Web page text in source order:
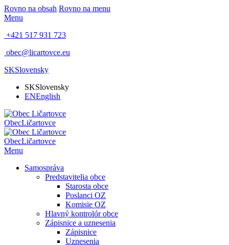
Rovno na obsah Rovno na menu
Menu
+421 517 931 723
obec@licartovce.eu
SKSlovensky
SKSlovensky
ENEnglish
ObecLičartovce
ObecLičartovce
Menu
Samospráva
Predstavitelia obce
Starosta obce
Poslanci OZ
Komisie OZ
Hlavný kontrolór obce
Zápisnice a uznesenia
Zápisnice
Uznesenia